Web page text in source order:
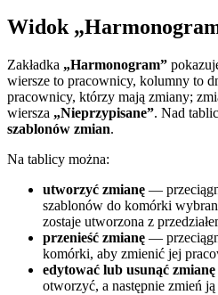
Widok
Zakładka „Harmonogram”
wiersze to pracownicy, kolumny to
pracownicy, którzy mają zmiany;
wiersza „Nieprzypisane”. Nad
szablonów zmian.
Na tablicy można:
utworzyć zmianę —
szablonów do komórki
zostaje utworzona z
przenieść zmianę —
komórki, aby zmienić jej
edytować lub usunąć zmianę
otworzyć, a następnie zmień